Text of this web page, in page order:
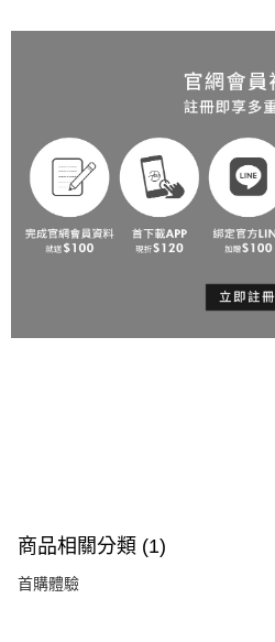
商品相關分類 (1)
首購體驗